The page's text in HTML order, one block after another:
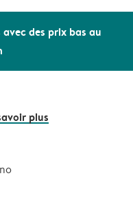
des prix bas au
plus